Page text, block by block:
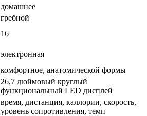
домашнее
гребной
16
электронная
комфортное, анатомической формы
26,7 дюймовый круглый
функциональный LED дисплей
время, дистанция, каллории, скорость,
уровень сопротивления, темп